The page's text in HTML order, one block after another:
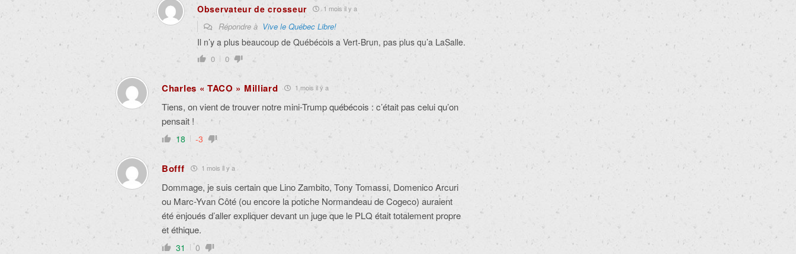
Observateur de crosseur 1 mois il y a
Répondre à Vive le Québec Libre!
Il n’y a plus beaucoup de Québécois a Vert-Brun, pas plus qu’a LaSalle.
0 0
Charles « TACO » Milliard 1 mois il y a
Tiens, on vient de trouver notre mini-Trump québécois : c’était pas celui qu’on
pensait !
18 -3
Bofff 1 mois il y a
Dommage, je suis certain que Lino Zambito, Tony Tomassi, Domenico Arcuri
ou Marc-Yvan Côté (ou encore la potiche Normandeau de Cogeco) auraient
été enjoués d’aller expliquer devant un juge que le PLQ était totalement propre
et éthique.
31 0